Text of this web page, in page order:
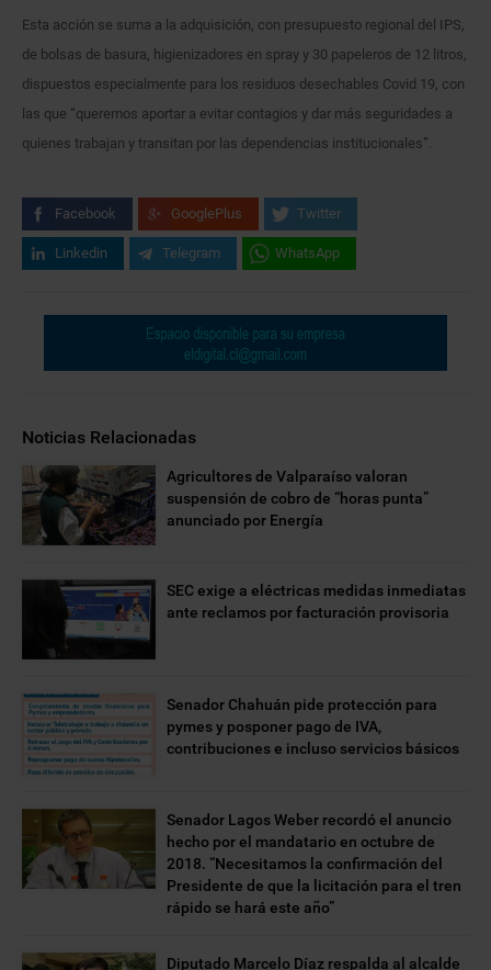
Esta acción se suma a la adquisición, con presupuesto regional del IPS,
de bolsas de basura, higienizadores en spray y 30 papeleros de 12 litros,
dispuestos especialmente para los residuos desechables Covid 19, con
las que “queremos aportar a evitar contagios y dar más seguridades a
quienes trabajan y transitan por las dependencias institucionales”.
Facebook GooglePlus Twitter
Linkedin Telegram WhatsApp
Noticias Relacionadas
Agricultores de Valparaíso valoran
suspensión de cobro de “horas punta”
anunciado por Energía
SEC exige a eléctricas medidas inmediatas
ante reclamos por facturación provisoria
Senador Chahuán pide protección para
pymes y posponer pago de IVA,
contribuciones e incluso servicios básicos
Senador Lagos Weber recordó el anuncio
hecho por el mandatario en octubre de
2018. “Necesitamos la confirmación del
Presidente de que la licitación para el tren
rápido se hará este año”
Diputado Marcelo Díaz respalda al alcalde